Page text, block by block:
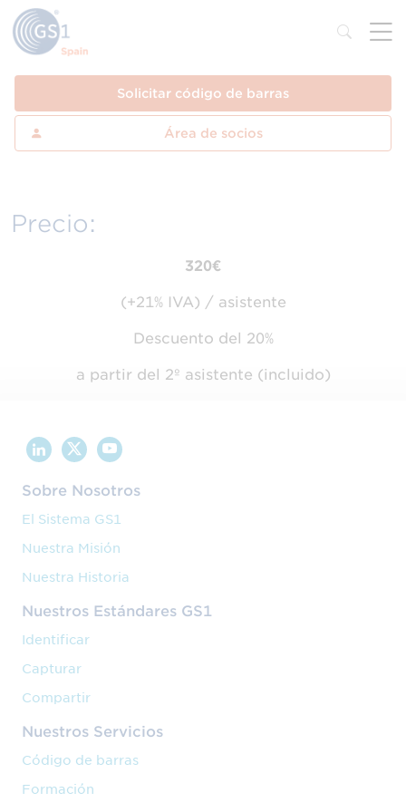
Solicitar código de barras
Área de socios
Precio:
320€
(+21% IVA) / asistente
Descuento del 20%
a partir del 2º asistente (incluido)
Sobre Nosotros
El Sistema GS1
Nuestra Misión
Nuestra Historia
Nuestros Estándares GS1
Identificar
Capturar
Compartir
Nuestros Servicios
Código de barras
Formación